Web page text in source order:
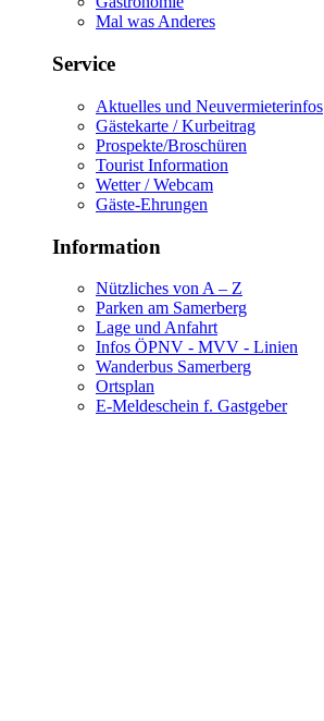
Mal was Anderes
Service
Aktuelles und Neuvermieterinfos
Gästekarte / Kurbeitrag
Prospekte/Broschüren
Tourist Information
Wetter / Webcam
Gäste-Ehrungen
Information
Nützliches von A – Z
Parken am Samerberg
Lage und Anfahrt
Infos ÖPNV - MVV - Linien
Wanderbus Samerberg
Ortsplan
E-Meldeschein f. Gastgeber